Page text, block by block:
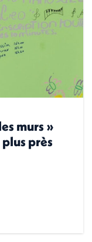
murs »
près